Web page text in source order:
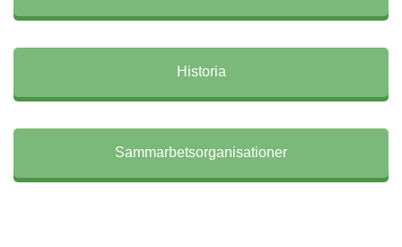
Historia
Sammarbetsorganisationer